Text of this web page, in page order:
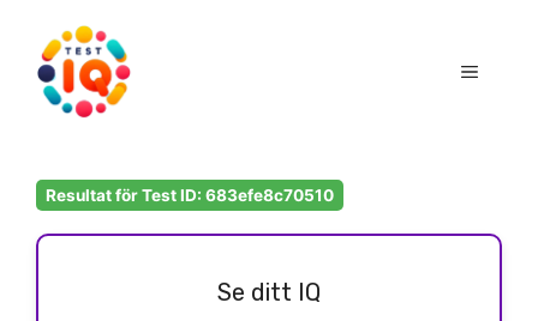
innehåll
Meny
Resultat för Test ID: 683efe8c70510
Se ditt IQ